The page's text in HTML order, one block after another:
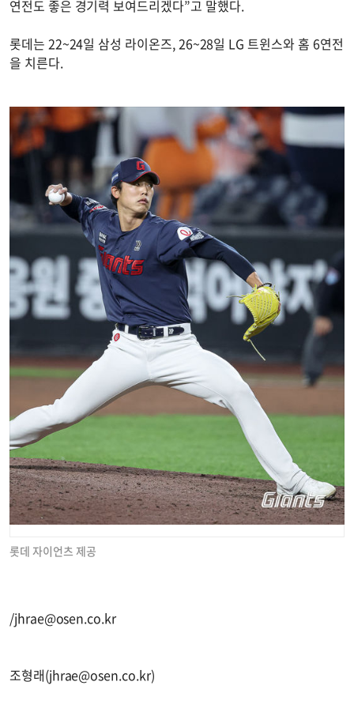
연전도 좋은 경기력 보여드리겠다”고 말했다.
롯데는 22~24일 삼성 라이온즈, 26~28일 LG 트윈스와 홈 6연전
을 치른다.
롯데 자이언츠 제공
/jhrae@osen.co.kr
조형래(jhrae@osen.co.kr)